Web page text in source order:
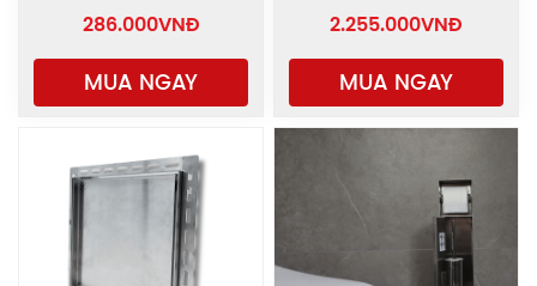
286.000VNĐ
MUA NGAY
2.255.000VNĐ
MUA NGAY